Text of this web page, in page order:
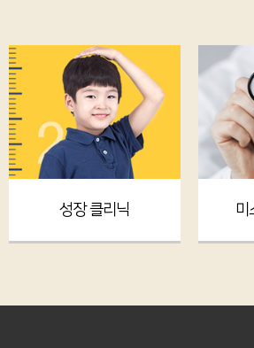
성장 클리닉 미